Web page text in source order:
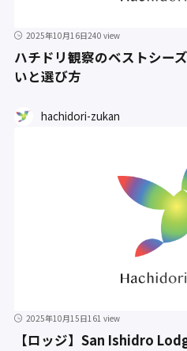
2025年10月16日240 view
ハチドリ観察のベストシー
いと選び方
hachidori-zukan
2025年10月15日161 view
【ロッジ】San Ishidro